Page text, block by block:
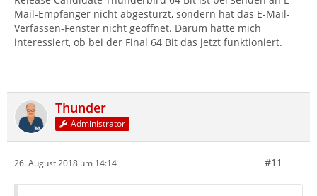
Mail-Empfänger nicht abgestürzt, sondern hat das E-Mail-
Verfassen-Fenster nicht geöffnet. Darum hätte mich
interessiert, ob bei der Final 64 Bit das jetzt funktioniert.
Thunder
Administrator
26. August 2018 um 14:14 #11